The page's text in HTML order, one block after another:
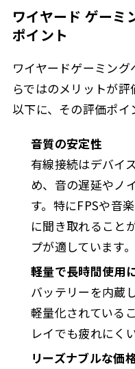
ワイヤード ゲーミ
ポイント
ワイヤードゲーミン
らではのメリットが評
以下に、その評価ポイ
音質の安定性
有線接続はデバイ
め、音の遅延やノ
す。特にFPSや音
に聞き取れること
プが適しています。
軽量で長時間使用
バッテリーを内蔵
軽量化されている
レイでも疲れにく
リーズナブルな価